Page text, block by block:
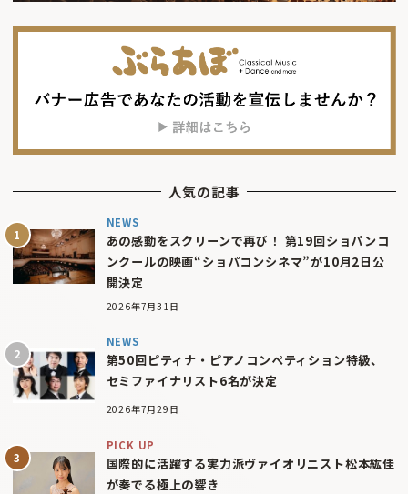
人気の記事
NEWS
あの感動をスクリーンで再び！ 第19回ショパンコ
ンクールの映画“ショパコンシネマ”が10月2日公
開決定
2026年7月31日
NEWS
第50回ピティナ・ピアノコンペティション特級、
セミファイナリスト6名が決定
2026年7月29日
PICK UP
国際的に活躍する実力派ヴァイオリニスト松本紘佳
が奏でる極上の響き